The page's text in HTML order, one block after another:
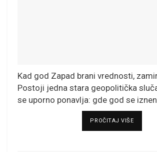
Kad god Zapad brani vrednosti,
Postoji jedna stara geopolitička
se uporno ponavlja: gde god se
PROČITAJ VIŠEDETAILS